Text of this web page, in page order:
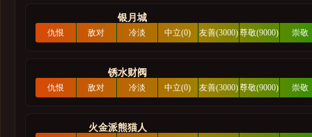
经典旧世
部落先遣军
银月城
仇恨
敌对
冷淡
中立(0) 友善(3000)尊敬(9000)
崇敬
锈水财阀
仇恨
敌对
冷淡
中立(0) 友善(3000)尊敬(9000)
崇敬
火金派熊猫人